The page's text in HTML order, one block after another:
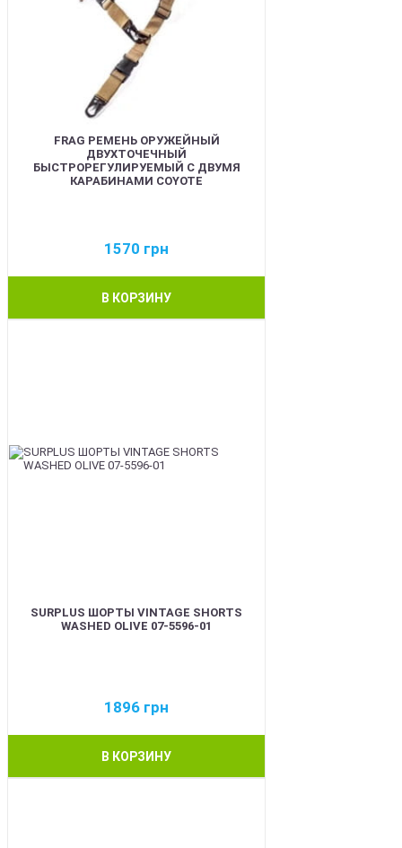
FRAG РЕМЕНЬ ОРУЖЕЙНЫЙ
ДВУХТОЧЕЧНЫЙ
БЫСТРОРЕГУЛИРУЕМЫЙ С ДВУМЯ
КАРАБИНАМИ COYOTE
1570 грн
В КОРЗИНУ
SURPLUS ШОРТЫ VINTAGE SHORTS
WASHED OLIVE 07-5596-01
1896 грн
В КОРЗИНУ